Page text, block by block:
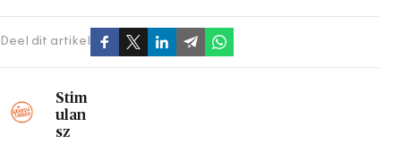
Deel dit artikel
Stim
ulan
sz